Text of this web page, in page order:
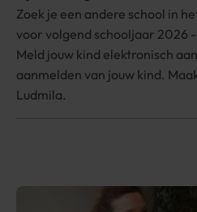
Zoek je een andere school in
voor volgend schooljaar 2026
Meld jouw kind elektronisch
aanmelden van jouw kind.
Ludmila.